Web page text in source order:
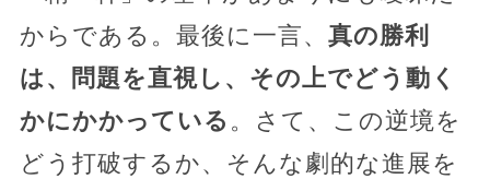
からである。最後に一言、 真の勝利
は、問題を直視し、その上でどう動く
かにかかっている 。さて、この逆境を
どう打破するか、そんな劇的な進展を